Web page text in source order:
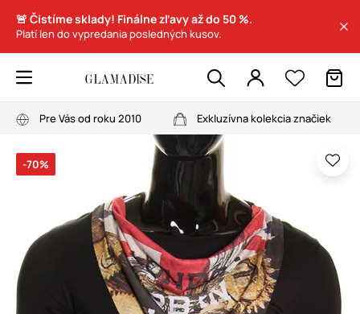
🚨 Čistíme sklady! Finálne zľavy až do 50 %.
Platí len do vypredania posledných kusov.
Pre Vás od roku 2010 Exkluzívna kolekcia značiek
-70%